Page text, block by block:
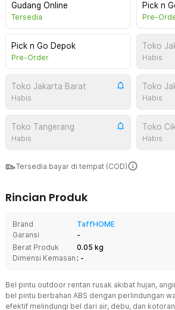
Gudang Online
Tersedia
Pick n
Pre-
Pick n Go Depok
Pre-Order
Toko
Habis
Toko Jakarta Barat
Habis
Toko
Habis
Toko Tangerang
Habis
Toko
Habis
Tersedia bayar di tempat (COD)
Rincian Produk
Brand
TaffHOME
Garansi
-
Berat Produk
0.05 kg
Dimensi Kemasan : -
Bel pintu outdoor rentan rusak akibat hujan,
bel pintu berbahan ABS dengan perlindungan
efektif melindungi bel dari air, debu, dan